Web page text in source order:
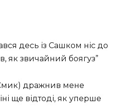
десь із Сашком ніс до
як звичайний боягуз”
дражнив мене
ще відтоді, як уперше